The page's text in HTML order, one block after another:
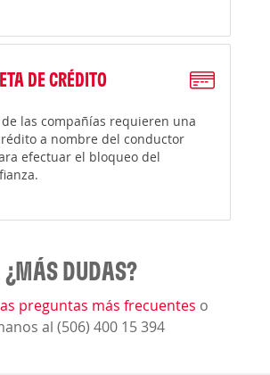
DE CRÉDITO
las compañías requieren una
a nombre del conductor
efectuar el bloqueo del
¿MÁS DUDAS?
preguntas más frecuentes o
al (506) 400 15 394